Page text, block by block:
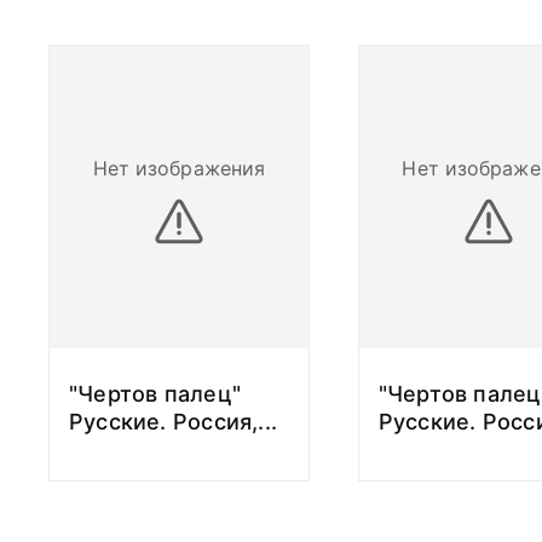
Нет изображения
"Чертов палец"
Русские. Россия,...
Нет
"Чертов
Русские.